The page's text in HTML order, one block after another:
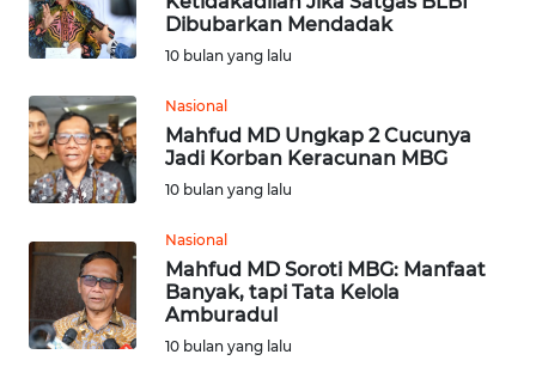
Dibubarkan Mendadak
10 bulan yang lalu
Nasional
Mahfud MD Ungkap 2 Cucunya
Jadi Korban Keracunan MBG
10 bulan yang lalu
Nasional
Mahfud MD Soroti MBG: Manfaat
Banyak, tapi Tata Kelola
Amburadul
10 bulan yang lalu
WN
DANAU
WN
NIAS
LANGKAT
WN
TAPANULI